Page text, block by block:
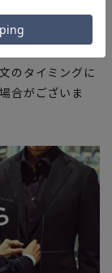
おります関係
発生し、ご注文
のタイミングに
合がございま